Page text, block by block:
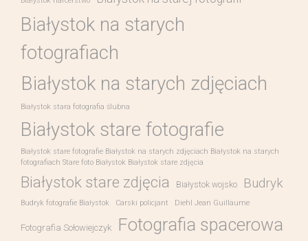
Białystok na starych
fotografiach
Białystok na starych zdjęciach
Białystok stara fotografia ślubna
Białystok stare fotografie
Białystok stare fotografie Białystok na starych zdjęciach Białystok na starych
fotografiach Stare foto Białystok Białystok stare zdjęcia
Białystok stare zdjęcia Białystok wojsko Budryk
Budryk fotografie Białystok Carski policjant Diehl Jean Guillaume
Fotografia Sołowiejczyk Fotografia spacerowa